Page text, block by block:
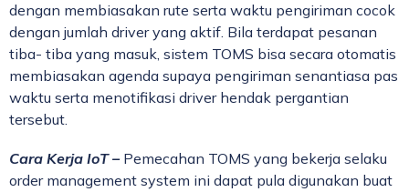
dengan membiasakan rute serta waktu pengiriman cocok
dengan jumlah driver yang aktif. Bila terdapat pesanan
tiba- tiba yang masuk, sistem TOMS bisa secara otomatis
membiasakan agenda supaya pengiriman senantiasa pas
waktu serta menotifikasi driver hendak pergantian
tersebut.
Cara Kerja IoT – Pemecahan TOMS yang bekerja selaku
order management system ini dapat pula digunakan buat